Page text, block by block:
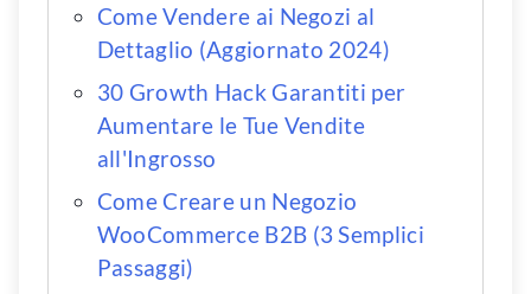
Come Vendere ai Negozi al
Dettaglio (Aggiornato 2024)
30 Growth Hack Garantiti per
Aumentare le Tue Vendite
all'Ingrosso
Come Creare un Negozio
WooCommerce B2B (3 Semplici
Passaggi)